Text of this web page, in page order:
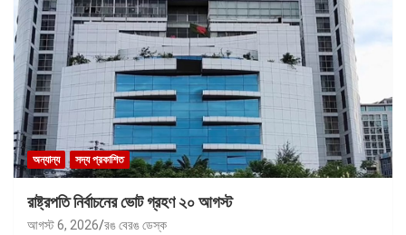
অন্যান্য সদ্য প্রকাশিত
রাষ্ট্রপতি নির্বাচনের ভোট গ্রহণ ২০ আগস্ট
আগস্ট 6, 2026 রঙ বেরঙ ডেস্ক